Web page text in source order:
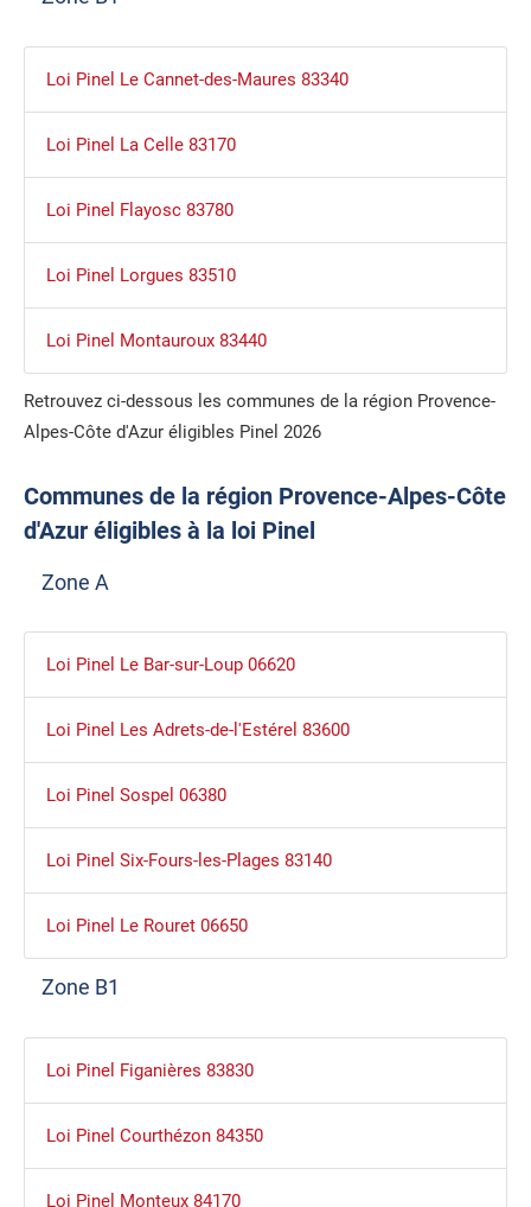
Loi Pinel Le Cannet-des-Maures 83340
Loi Pinel La Celle 83170
Loi Pinel Flayosc 83780
Loi Pinel Lorgues 83510
Loi Pinel Montauroux 83440
Retrouvez ci-dessous les communes de la région Provence-
Alpes-Côte d'Azur éligibles Pinel 2026
Communes de la région Provence-Alpes-Côte
d'Azur éligibles à la loi Pinel
Zone A
Loi Pinel Le Bar-sur-Loup 06620
Loi Pinel Les Adrets-de-l'Estérel 83600
Loi Pinel Sospel 06380
Loi Pinel Six-Fours-les-Plages 83140
Loi Pinel Le Rouret 06650
Zone B1
Loi Pinel Figanières 83830
Loi Pinel Courthézon 84350
Loi Pinel Monteux 84170